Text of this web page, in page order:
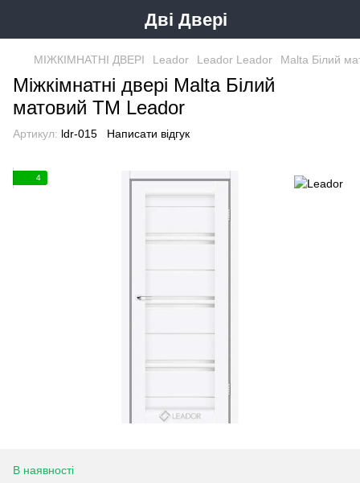
Дві Двері
МІЖКІМНАТНІ ДВЕРІ Leador Leador Leador Malta Білий
Міжкімнатні двері Malta Білий
матовий ТМ Leador
Артикул: ldr-015 Написати відгук
4
В наявності